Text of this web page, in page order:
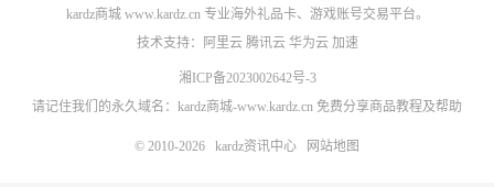
kardz商城 www.kardz.cn 专业海外礼品卡、游戏账号交易平台。
技术支持：
阿里云 腾讯云 华为云加速
湘ICP备2023002642号-3
请记住我们的永久域名：kardz商城-www.kardz.cn 免费分享商品教程及帮助
© 2010-2026 kardz资讯中心 网站地图